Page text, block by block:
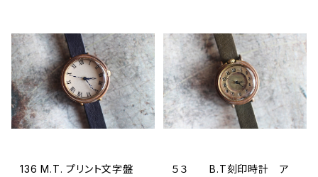
136 M.T. プリント文字盤
５３ B.T刻印時計 ア